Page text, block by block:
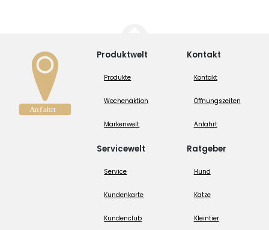
Produktwelt
Produkte
Wochenaktion
Markenwelt
Servicewelt
Service
Kundenkarte
Kundenclub
Kontakt
Kontakt
Öffnungszeiten
Anfahrt
Ratgeber
Hund
Katze
Kleintier